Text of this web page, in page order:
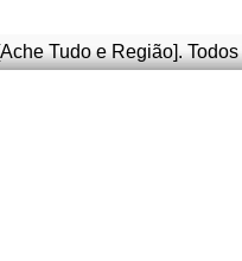
Tudo e Região].